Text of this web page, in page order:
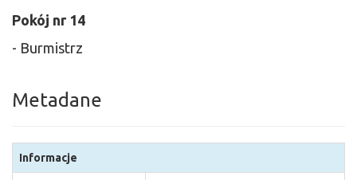
Pokój nr 14
- Burmistrz
Metadane
Informacje